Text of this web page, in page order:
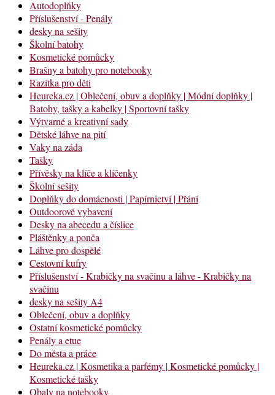
Autodoplňky
Příslušenství - Penály
desky na sešity
Školní batohy
Kosmetické pomůcky
Brašny a batohy pro notebooky
Razítka pro děti
Heureka.cz | Oblečení, obuv a doplňky | Módní doplňky |
Batohy, tašky a kabelky | Sportovní tašky
Výtvarné a kreativní sady
Dětské láhve na pití
Vaky na záda
Tašky
Přívěsky na klíče a klíčenky
Školní sešity
Doplňky do domácnosti | Papírnictví | Přání
Outdoorové vybavení
Desky na abecedu a číslice
Pláštěnky a ponča
Láhve pro dospělé
Cestovní kufry
Příslušenství - Krabičky na svačinu a láhve - Krabičky na
svačinu
desky na sešity A4
Oblečení, obuv a doplňky
Ostatní kosmetické pomůcky
Penály a etue
Do města a práce
Heureka.cz | Kosmetika a parfémy | Kosmetické pomůcky |
Kosmetické tašky
Obaly na notebooky